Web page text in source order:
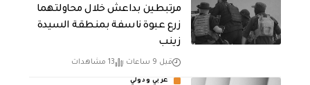
مرتبطين بداعش خلال محاولتهما
زرع عبوة ناسفة بمنطقة السيدة
زينب
قبل 9 ساعات 13 مشاهدات
عربي ودولي